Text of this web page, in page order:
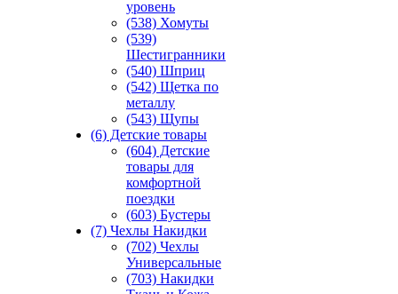
уровень
(538) Хомуты
(539)
Шестигранники
(540) Шприц
(542) Щетка по
металлу
(543) Щупы
(6) Детские товары
(604) Детские
товары для
комфортной
поездки
(603) Бустеры
(7) Чехлы Накидки
(702) Чехлы
Универсальные
(703) Накидки